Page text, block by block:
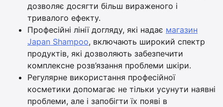
дозволяє досягти більш вираженого і
тривалого ефекту.
Професійні лінії догляду, які надає магазин
Japan Shampoo, включають широкий спектр
продуктів, які дозволяють забезпечити
комплексне розв’язання проблеми шкіри.
Регулярне використання професійної
косметики допомагає не тільки усунути наявні
проблеми, але і запобігти їх появі в